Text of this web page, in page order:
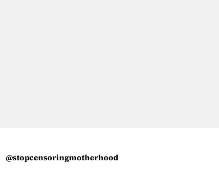
@stopcensoringmotherhood